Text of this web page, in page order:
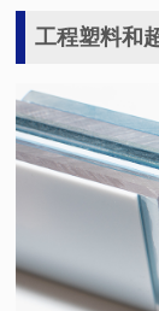
工程塑料和